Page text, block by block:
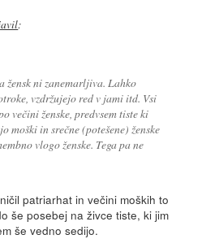
:
žensk ni zanemarljiva. Lahko
vzdržujejo red v jami itd. Vsi
večini ženske, predvsem tiste ki
moški in srečne (potešene) ženske
vlogo ženske. Tega pa ne
patriarhat in večini moških to
še posebej na živce tiste, ki jim
še vedno sedijo.